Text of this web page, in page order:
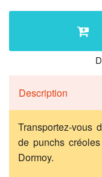
Description
Transportez-vous
de punchs
Dormoy.